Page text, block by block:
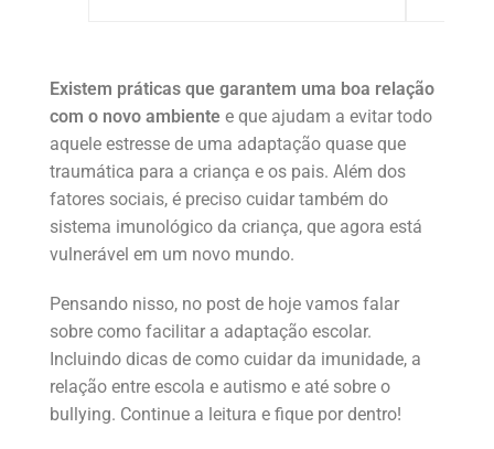
Existem práticas que garantem uma boa relação
com o novo ambiente e que ajudam a evitar todo
aquele estresse de uma adaptação quase que
traumática para a criança e os pais. Além dos
fatores sociais, é preciso cuidar também do
sistema imunológico da criança, que agora está
vulnerável em um novo mundo.
Pensando nisso, no post de hoje vamos falar
sobre como facilitar a adaptação escolar.
Incluindo dicas de como cuidar da imunidade, a
relação entre escola e autismo e até sobre o
bullying. Continue a leitura e fique por dentro!